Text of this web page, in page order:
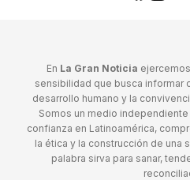
En La Gran Noticia
sensibilidad que busca informar
desarrollo humano y la
Somos un medio
confianza en Latinoamérica,
la ética y la construcción de una
palabra sirva para sanar,